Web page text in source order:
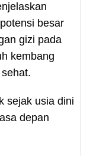
besar
gizi pada
kembang
sejak usia dini
depan